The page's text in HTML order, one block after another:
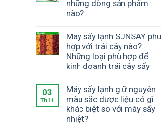
những dòng sản phẩm
nào?
Máy sấy lạnh SUNSAY phù
hợp với trái cây nào?
Những loại phù hợp để
kinh doanh trái cây sấy
03
Th11
Máy sấy lạnh giữ nguyên
màu sắc dược liệu có gì
khác biệt so với máy sấy
nhiệt?